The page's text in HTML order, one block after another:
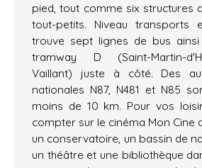
pied, tout comme six structures
tout-petits. Niveau transports
trouve sept lignes de bus
tramway D (Saint-Martin-
Vaillant) juste à côté. Des
nationales N87, N481 et N85
moins de 10 km. Pour vos
compter sur le cinéma Mon Cine
un conservatoire, un bassin de
un théâtre et une bibliothèque